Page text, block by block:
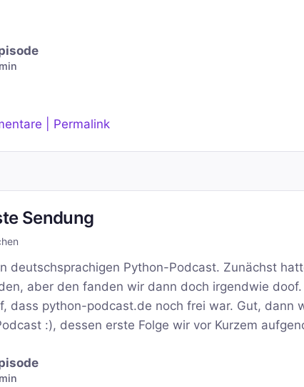
| Permalink
Sendung
deutschsprachigen Python-Podcast. Zunächst
aber den fanden wir dann doch irgendwie
dass python-podcast.de noch frei war. Gut, dann
:), dessen erste Folge wir vor Kurzem